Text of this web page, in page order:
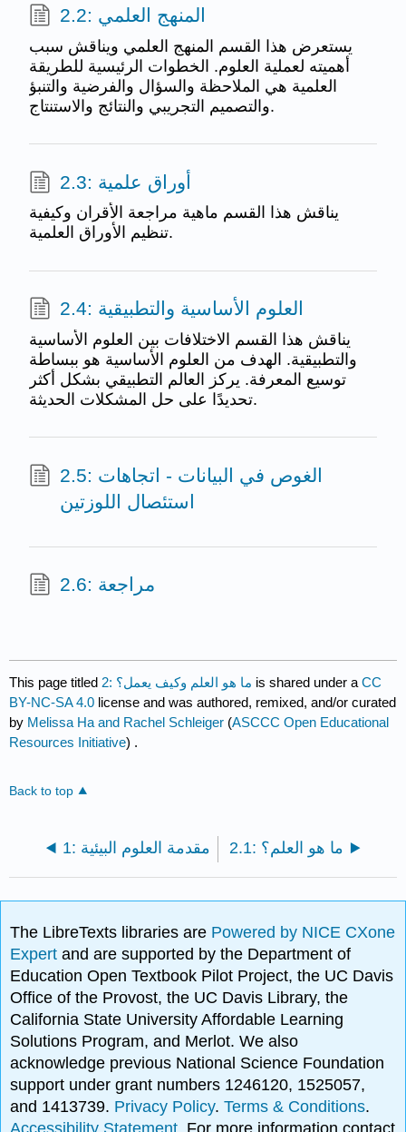
2.2: المنهج العلمي
يستعرض هذا القسم المنهج العلمي ويناقش سبب
أهميته لعملية العلوم. الخطوات الرئيسية للطريقة
العلمية هي الملاحظة والسؤال والفرضية والتنبؤ
والتصميم التجريبي والنتائج والاستنتاج.
2.3: أوراق علمية
يناقش هذا القسم ماهية مراجعة الأقران وكيفية
تنظيم الأوراق العلمية.
2.4: العلوم الأساسية والتطبيقية
يناقش هذا القسم الاختلافات بين العلوم الأساسية
والتطبيقية. الهدف من العلوم الأساسية هو ببساطة
توسيع المعرفة. يركز العالم التطبيقي بشكل أكثر
تحديدًا على حل المشكلات الحديثة.
2.5: الغوص في البيانات - اتجاهات
استئصال اللوزتين
2.6: مراجعة
This page titled 2: ما هو العلم وكيف يعمل؟ is shared under aCC
BY-NC-SA 4.0 license and was authored, remixed, and/or curated
by Melissa Ha and Rachel Schleiger (ASCCC Open Educational
Resources Initiative) .
Back to top
1: مقدمة العلوم البيئية 2.1: ما هو العلم؟
The LibreTexts libraries are Powered by NICE CXone
Expertand are supported by the Department of
Education Open Textbook Pilot Project, the UC Davis
Office of the Provost, the UC Davis Library, the
California State University Affordable Learning
Solutions Program, and Merlot. We also
acknowledge previous National Science Foundation
support under grant numbers 1246120, 1525057,
and 1413739. Privacy Policy.Terms & Conditions.
Accessibility Statement . For more information contact